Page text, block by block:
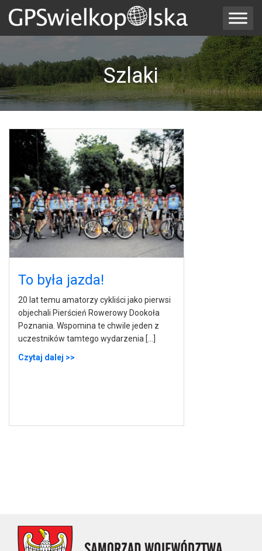
Szlaki
To była jazda!
20 lat temu amatorzy cykliści jako pierwsi
objechali Pierścień Rowerowy Dookoła
Poznania. Wspomina te chwile jeden z
uczestników tamtego wydarzenia […]
Czytaj dalej >>